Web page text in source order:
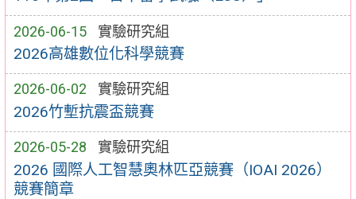
2026-06-15 實驗研究組
2026高雄數位化科學競賽
2026-06-02 實驗研究組
2026竹塹抗震盃競賽
2026-05-28 實驗研究組
2026 國際人工智慧奧林匹亞競賽（IOAI 2026）
競賽簡章